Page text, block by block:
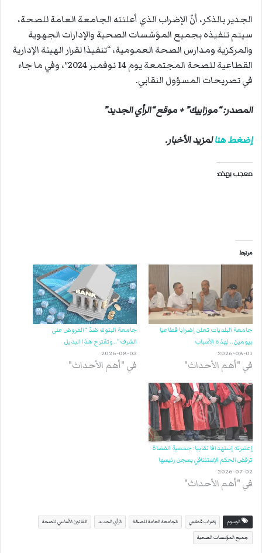
الجدير بالذكر، أنّ الإضراب الذي أعلنته الجامعة العامة للصحة،
سيتم تنفيذه بجميع المؤسّسات الصحية والإدارات الجهوية
والمركزية ومدارس الصحة العمومية، “تنفيذا لقرار الهيئة الإدارية
القطاعية للصحة المجتمعة يوم 14 نوفمبر 2024″، وفي ما جاء
في تصريحات المسؤول النقابي.
المصدر: “موزاييك” + موقع “الرأي الجديد”
إضغط هنالمزيد الأخبار.
معجب بهذه:
مرتبط
جامعة البلديات تعلن إضرابا قطاعيا
بيومين.. لهذه الأسباب
2026-08-01
في "أهم الأحداث"
جامعة البنوك ضدّ “القروض على
الشرف”.. وتقترح هذا البديل
2026-08-03
في "أهم الأحداث"
إعتبرته إستهدافا نقابيا: جمعية القضاة
ترفض الحكم الإستئنافي بسجن رئيسها
2026-07-02
في "أهم الأحداث"
الوسوم إضراب قطاعي الجامعة العامة للصحّة الرأي الجديد القانون الأساسي للصحة
جميع المؤسسات الصحية